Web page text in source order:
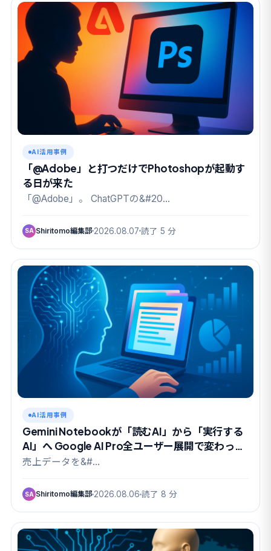
AI活用事例
「@Adobe」と打つだけでPhotoshopが起動す
る日が来た
「@Adobe」。 ChatGPTの&#20…
SA Shiritomo編集部 2026.08.07 読了 5 分
AI活用事例
Gemini Notebookが「読むAI」から「実行する
AI」へ Google AI Pro全ユーザー展開で変わった
こと
売上データを&#…
SA Shiritomo編集部 2026.08.06 読了 8 分